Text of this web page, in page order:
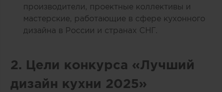
производители, проектные коллективы и
мастерские, работающие в сфере кухонного
дизайна в России и странах СНГ.
2. Цели конкурса «Лучший
дизайн кухни 2025»